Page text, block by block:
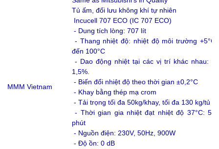
MMM Vietnam
Tủ ấm, đối lưu không khí tự nhiên
Incucell 707 ECO (IC 707 ECO)
- Dung tích lòng: 707 lít
- Thang nhiệt độ: nhiệt độ môi trường +5°C
đến 100°C
- Dao động nhiệt tại các vị trí khác nhau: ≤
1,5%.
- Biến đổi nhiệt độ theo thời gian ±0,2°C
- Khay bằng thép mạ crom
- Tải trọng tối đa 50kg/khay, tối đa 130 kg/tủ
- Thời gian gia nhiệt đạt nhiệt độ 37°C: 59
phút
- Nguồn điện: 230V, 50Hz, 900W
- Độ ồn: 0 dB